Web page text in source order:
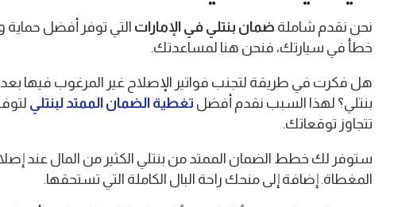
نحن نقدم شاملة ضمان بنتلي في الإمارات التي توفر أفضل
خطأ في سيارتك، فنحن هنا لمساعدتك.
هل فكرت في طريقة لتجنب فواتير الإصلاح غير المرغوب فيها
بنتلي؟ لهذا السبب نقدم أفضل تغطية الضمان الممتد لبنتلي
تتجاوز توقعاتك.
ستوفر لك خطط الضمان الممتد من بنتلي الكثير من المال عند
المغطاة. إضافة إلى منحك راحة البال الكاملة التي تستحقها.